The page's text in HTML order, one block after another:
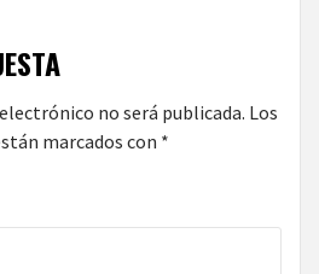
no será publicada. Los
marcados con *